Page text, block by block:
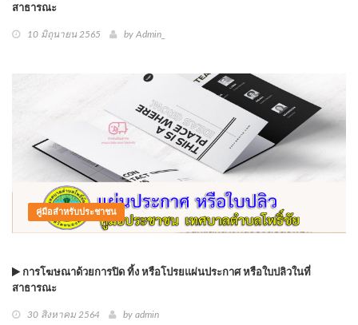
สาธารณะ
10 มิถุนายน 2565 by Admin_
คู่มือสำหรับประชาชน
การโฆษณาด้วยการปิด ทิ้ง หรือโปรยแผ่นประกาศ หรือใบปลิวในที่
สาธารณะ
30 สิงหาคม 2564 by admin